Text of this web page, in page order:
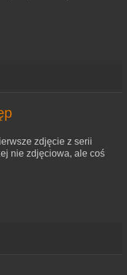
zdjęcie z serii
nie zdjęciowa, ale coś